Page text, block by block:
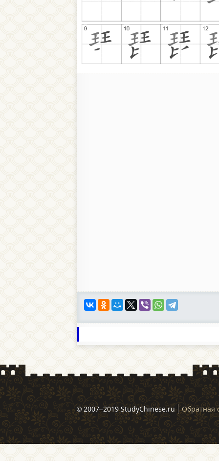
© 2007–2019 StudyChinese.ru Обратная